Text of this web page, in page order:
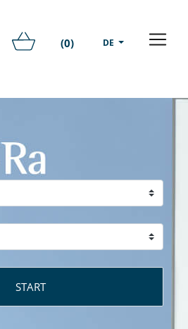
(0) DE
START